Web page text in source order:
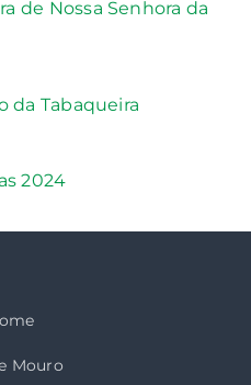
de Nossa Senhora da
da Tabaqueira
2024
Mouro